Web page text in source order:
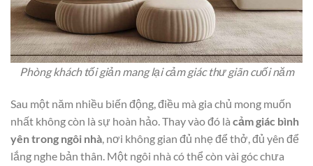
Phòng khách tối giản mang lại cảm giác thư giãn cuối năm
Sau một năm nhiều biến động, điều mà gia chủ mong muốn
nhất không còn là sự hoàn hảo. Thay vào đó là cảm giác bình
yên trong ngôi nhà, nơi không gian đủ nhẹ để thở, đủ yên để
lắng nghe bản thân. Một ngôi nhà có thể còn vài góc chưa